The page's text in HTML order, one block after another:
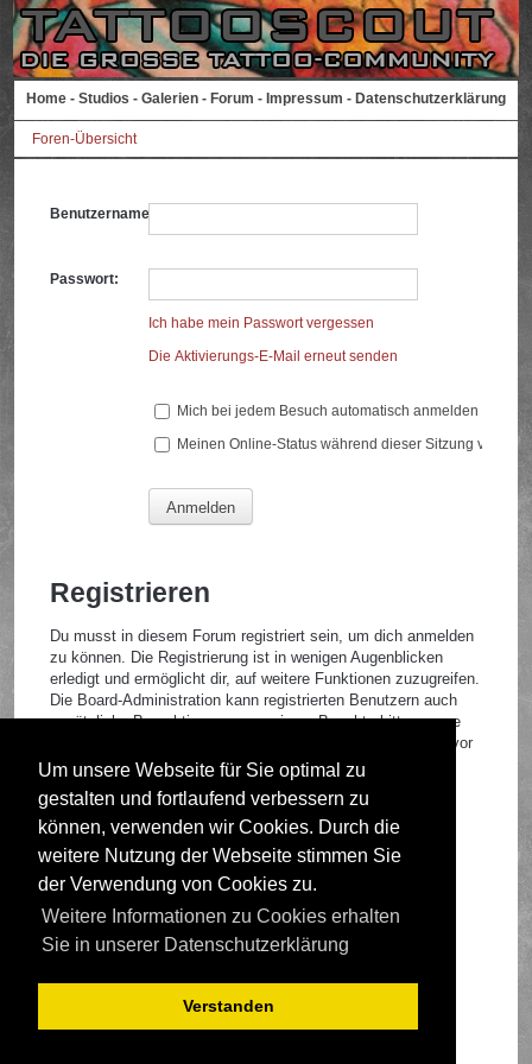
Um unsere Webseite für Sie optimal zu
gestalten und fortlaufend verbessern zu
können, verwenden wir Cookies. Durch die
weitere Nutzung der Webseite stimmen Sie
der Verwendung von Cookies zu.
Weitere Informationen zu Cookies erhalten
Sie in unserer Datenschutzerklärung
Verstanden
Home - Studios - Galerien - Forum - Impressum - Datenschutzerklärung
Foren-Übersicht
Benutzername:
Passwort:
Ich habe mein Passwort vergessen
Die Aktivierungs-E-Mail erneut senden
Mich bei jedem Besuch automatisch anmelden
Meinen Online-Status während dieser Sitzung
Registrieren
Du musst in diesem Forum registriert sein, um dich anmelden
zu können. Die Registrierung ist in wenigen Augenblicken
erledigt und ermöglicht dir, auf weitere Funktionen zuzugreifen.
Die Board-Administration kann registrierten Benutzern auch
zusätzliche Berechtigungen zuweisen. Beachte bitte unsere
Nutzungsbedingungen und die verwandten Regelungen, bevor
du dich registrierst. Bitte beachte auch die jeweiligen
Forenregeln, wenn du dich in diesem Board bewegst.
Nutzungsbedingungen|Datenschutzrichtlinie
Registrieren
Foren-Übersicht
Deutsche Übersetzung durchphpBB.de